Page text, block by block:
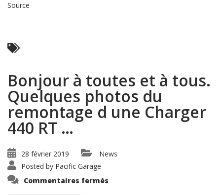
Source
Bonjour à toutes et à tous.
Quelques photos du
remontage d une Charger
440 RT …
28 février 2019
News
Posted by Pacific Garage
Commentaires fermés